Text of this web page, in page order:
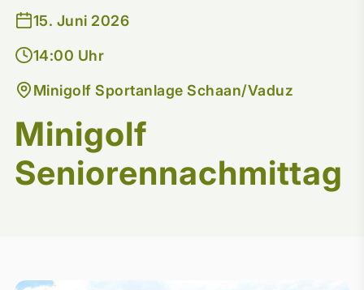
15. Juni 2026
14:00 Uhr
Minigolf Sportanlage Schaan/Vaduz
Minigolf
Seniorennachmittag